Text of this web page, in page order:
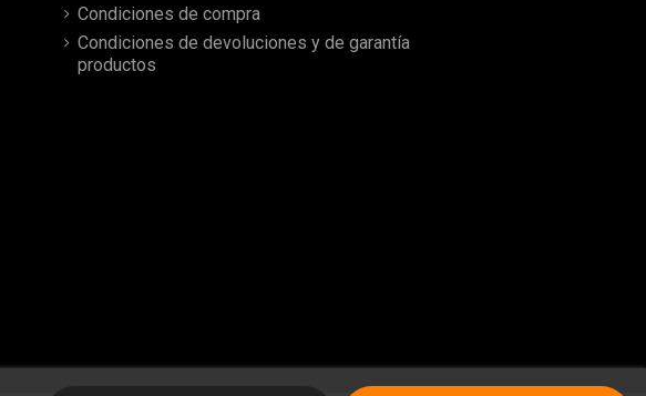
Condiciones de compra
Condiciones de devoluciones y de garantía
productos